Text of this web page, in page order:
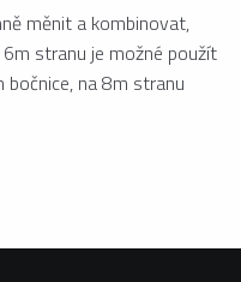
měnit a kombinovat,
6m stranu je možné použít
na 8m stranu